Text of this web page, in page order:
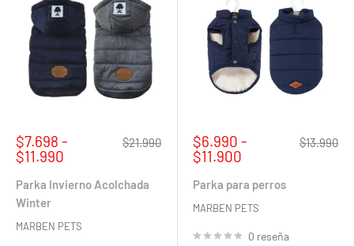
Precio
de
$7.698 -
$11.990
Precio
$21.990
Parka Invierno Acolchada
Winter
MARBEN PETS
Precio
de
$6.990 -
$11.900
Precio
$13.990
Parka para perros
MARBEN PETS
0 reseña